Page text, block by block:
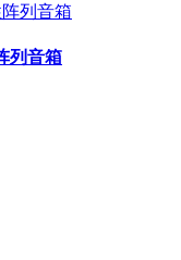
列音箱